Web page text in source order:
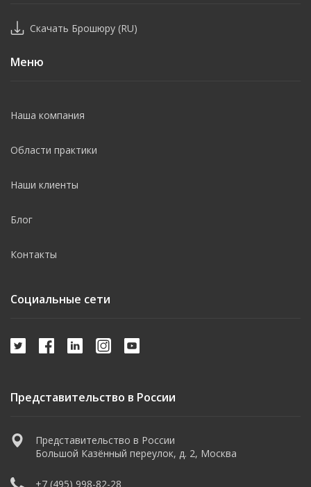
Скачать Брошюру (RU)
Меню
Наша компания
Области практики
Наши клиенты
Блог
Контакты
Социальные сети
Представительство в России
Представительство в России
Большой Казённый переулок, д. 2, Москва
+7 (495) 998-82-28